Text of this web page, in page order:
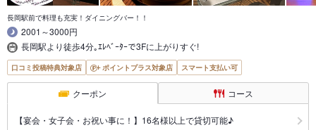
長岡駅前で料理も充実！ダイニングバー！！
2001～3000円
長岡駅より徒歩4分｡ｴﾚﾍﾞｰﾀｰで3Fに上がりすぐ!
口コミ投稿特典対象店 ポイントプラス対象店 スマート支払い可
クーポン コース
【宴会・女子会・お祝い事に！】16名様以上で貸切可能♪